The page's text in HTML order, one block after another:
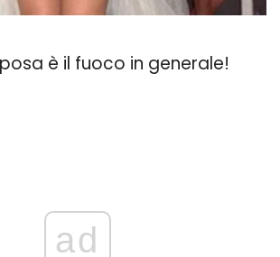
è il fuoco in generale!
ad